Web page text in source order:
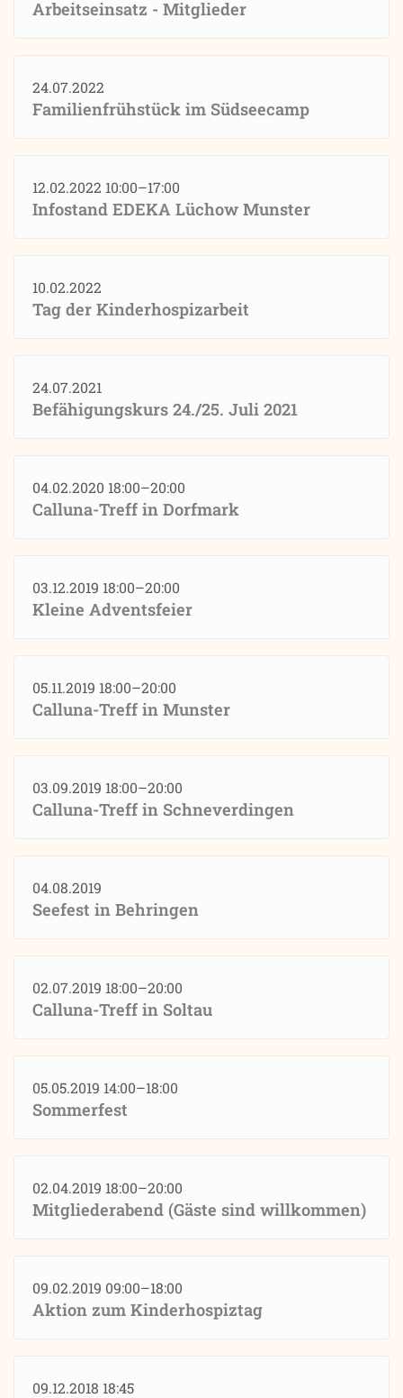
Arbeitseinsatz - Mitglieder
24.07.2022
Familienfrühstück im Südseecamp
12.02.2022 10:00–17:00
Infostand EDEKA Lüchow Munster
10.02.2022
Tag der Kinderhospizarbeit
24.07.2021
Befähigungskurs 24./25. Juli 2021
04.02.2020 18:00–20:00
Calluna-Treff in Dorfmark
03.12.2019 18:00–20:00
Kleine Adventsfeier
05.11.2019 18:00–20:00
Calluna-Treff in Munster
03.09.2019 18:00–20:00
Calluna-Treff in Schneverdingen
04.08.2019
Seefest in Behringen
02.07.2019 18:00–20:00
Calluna-Treff in Soltau
05.05.2019 14:00–18:00
Sommerfest
02.04.2019 18:00–20:00
Mitgliederabend (Gäste sind willkommen)
09.02.2019 09:00–18:00
Aktion zum Kinderhospiztag
09.12.2018 18:45